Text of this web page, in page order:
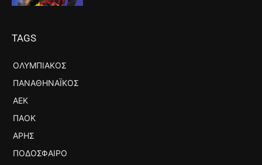
TAGS
ΟΛΥΜΠΙΑΚΌΣ
ΠΑΝΑΘΗΝΑΪΚΌΣ
ΑΕΚ
ΠΑΟΚ
ΆΡΗΣ
ΠΟΔΌΣΦΑΙΡΟ